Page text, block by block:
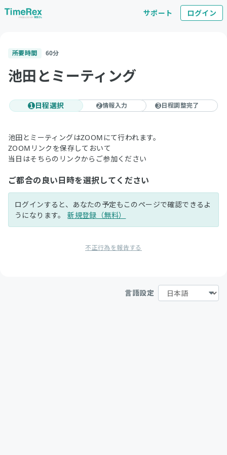
サポート ログイン
所要時間 60分
池田とミーティング
1 日程選択 2情報入力 3 日程調整完了
池田とミーティングはZOOMにて行われます。
ZOOMリンクを保存しておいて
当日はそちらのリンクからご参加ください
ご都合の良い日時を選択してください
ログインすると、あなたの予定もこのページで確認できるよ
うになります。新規登録（無料）
不正行為を報告する
言語設定